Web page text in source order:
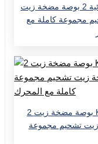
مضخة تروس كهربائية 2 بوصة مضخة زيت KCB200 مضخة الزيت
مجموعة كاملة مع
2 بوصة مضخة زيت KCB200 مضخة التروس الكهربائية مضخة
زيت تشحيم مجموعة